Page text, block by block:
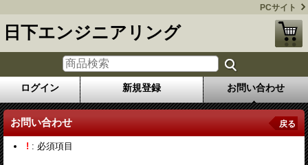
PCサイト
日下エンジニアリング
ログイン 新規登録 お問い合わせ
お問い合わせ 戻る
! : 必須項目